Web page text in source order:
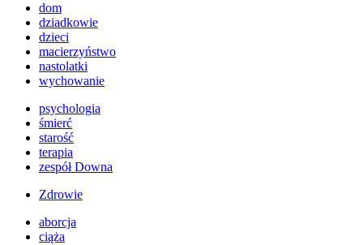
dom
dziadkowie
dzieci
macierzyństwo
nastolatki
wychowanie
psychologia
śmierć
starość
terapia
zespół Downa
Zdrowie
aborcja
ciąża